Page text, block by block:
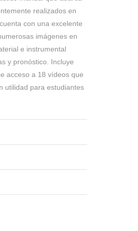
realizados en
con una excelente
imágenes en
e instrumental
y pronóstico. Incluye
acceso a 18 vídeos que
utilidad para estudiantes